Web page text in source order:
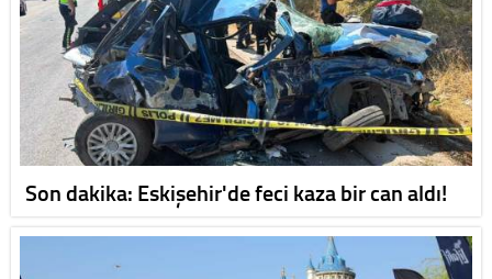
Son dakika: Eskişehir'de feci kaza bir can aldı!